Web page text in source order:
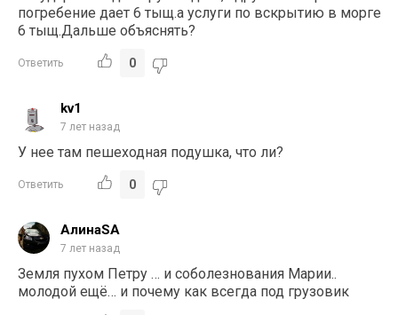
погребение дает 6 тыщ.а услуги по вскрытию в морге
6 тыщ.Дальше объяснять?
Ответить 0
kv1
7 лет назад
У нее там пешеходная подушка, что ли?
Ответить 0
АлинаSA
7 лет назад
Земля пухом Петру … и соболезнования Марии..
молодой ещё… и почему как всегда под грузовик